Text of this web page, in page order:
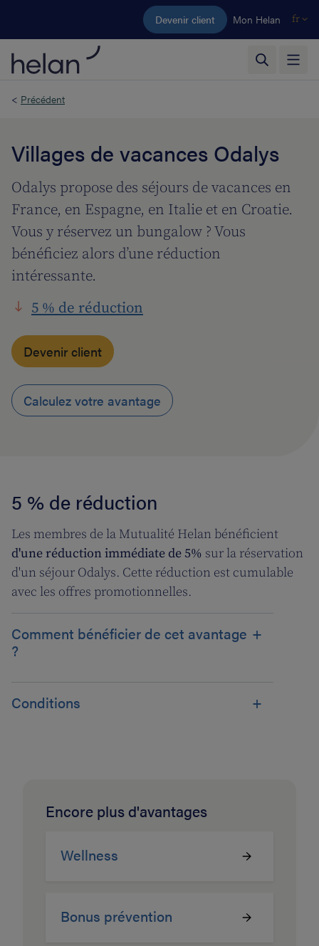
Aller au contenu principal
Devenir client Mon Helan fr
< Précédent
Villages de vacances Odalys
Odalys propose des séjours de vacances en
France, en Espagne, en Italie et en Croatie.
Vous y réservez un bungalow ? Vous
bénéficiez alors d’une réduction
intéressante.
5 % de réduction
Devenir client
Calculez votre avantage
5 % de réduction
Les membres de la Mutualité Helan bénéficient
d'une réduction immédiate de 5% sur la réservation
d'un séjour Odalys. Cette réduction est cumulable
avec les offres promotionnelles.
Comment bénéficier de cet avantage
?
Conditions
Encore plus d'avantages
Wellness
Bonus prévention